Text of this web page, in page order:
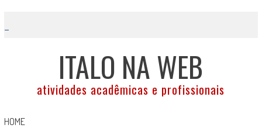
content
ITALO NA WEB
atividades acadêmicas e profissionais
HOME